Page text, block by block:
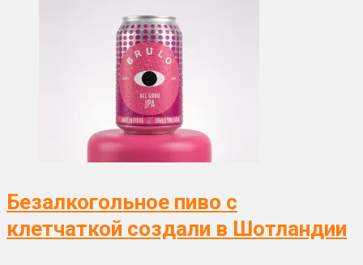
Безалкогольное пиво с
клетчаткой создали в Шотландии